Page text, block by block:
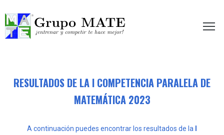
te hace mejor!
RESULTADOS DE LA I COMPETENCIA PARALELA DE
MATEMÁTICA 2023
A continuación puedes encontrar los resultados de la